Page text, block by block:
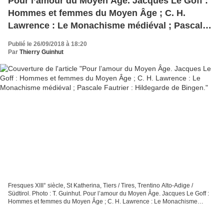
Hommes et femmes du Moyen Âge ; C. H.
Lawrence : Le Monachisme médiéval ; Pascale
Publié le 26/09/2018 à 18:20
Par Thierry Guinhut
Fresques XIII° siècle, St Katherina, Tiers / Tires, Trentino Alto-Adige /
Südtirol. Photo : T. Guinhut. Pour l’amour du Moyen Âge. Jacques Le Goff :
Hommes et femmes du Moyen Âge ; C. H. Lawrence : Le Monachisme